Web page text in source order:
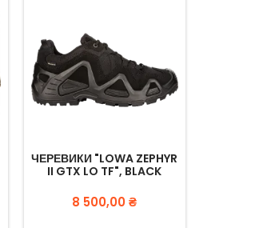
ЧЕРЕВИКИ "LOWA ZEPHYR
II GTX LO TF", BLACK
Вартість
8 500,00 ₴